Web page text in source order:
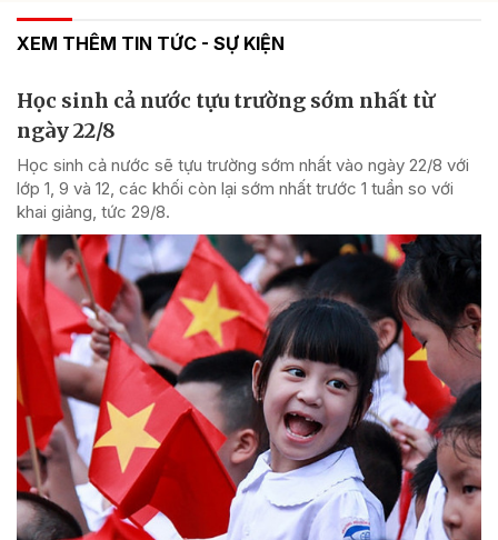
XEM THÊM TIN TỨC - SỰ KIỆN
Học sinh cả nước tựu trường sớm nhất từ
ngày 22/8
Học sinh cả nước sẽ tựu trường sớm nhất vào ngày 22/8 với
lớp 1, 9 và 12, các khối còn lại sớm nhất trước 1 tuần so với
khai giảng, tức 29/8.